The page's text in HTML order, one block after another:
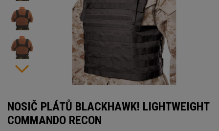
NOSIČ PLÁTŮ BLACKHAWK! LIGHTWEIGHT
COMMANDO RECON